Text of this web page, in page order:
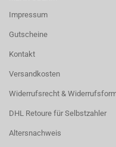
Impressum
Gutscheine
Kontakt
Versandkosten
Widerrufsrecht &
DHL Retoure für Selbstzahler
Altersnachweis